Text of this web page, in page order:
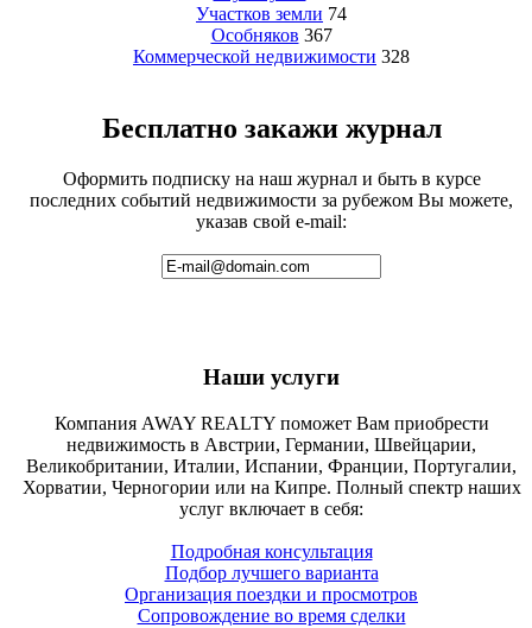
Участков земли 74
Особняков 367
Коммерческой недвижимости 328
Бесплатно закажи журнал
Оформить подписку на наш журнал и быть в курсе
последних событий недвижимости за рубежом Вы можете,
указав свой e-mail:
Наши услуги
Компания AWAY REALTY поможет Вам приобрести
недвижимость в Австрии, Германии, Швейцарии,
Великобритании, Италии, Испании, Франции, Португалии,
Хорватии, Черногории или на Кипре. Полный спектр наших
услуг включает в себя:
Подробная консультация
Подбор лучшего варианта
Организация поездки и просмотров
Сопровождение во время сделки